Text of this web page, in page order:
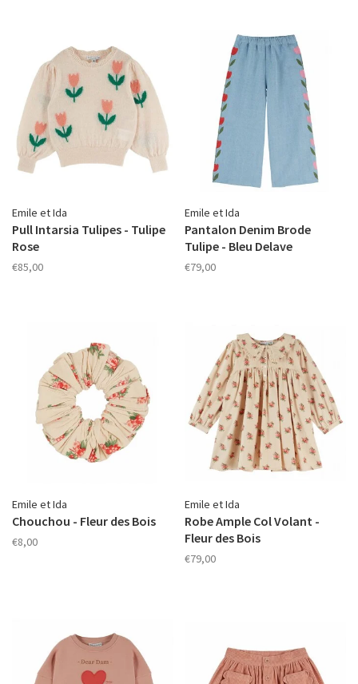
Emile et Ida
Pull Intarsia Tulipes - Tulipe
Rose
€85,00
Emile et Ida
Pantalon Denim Brode
Tulipe - Bleu Delave
€79,00
Emile et Ida
Chouchou - Fleur des Bois
€8,00
Emile et Ida
Robe Ample Col Volant -
Fleur des Bois
€79,00